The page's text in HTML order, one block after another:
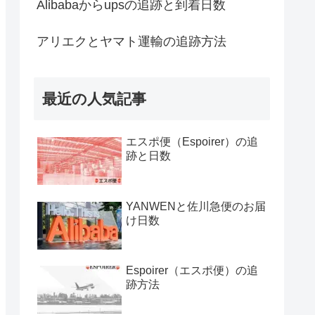
Alibabaからupsの追跡と到着日数
アリエクとヤマト運輸の追跡方法
最近の人気記事
エスポ便（Espoirer）の追
跡と日数
YANWENと佐川急便のお届
け日数
Espoirer（エスポ便）の追
跡方法